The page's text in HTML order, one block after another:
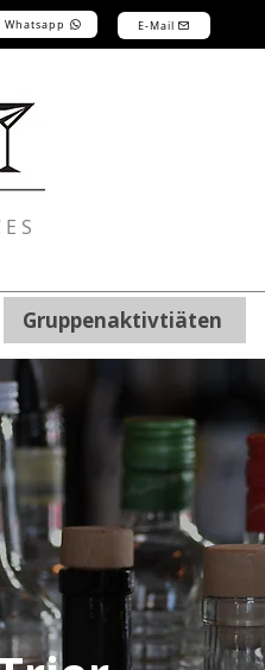
Whatsapp E-Mail
Gruppenaktivtiäten